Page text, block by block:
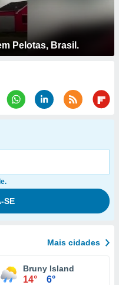
Pelotas, Brasil.
Mais cidades
Bruny Island
14° 6°